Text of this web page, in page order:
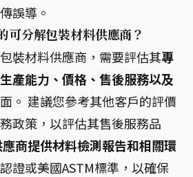
誤導。
可分解包裝材料供應商？
裝材料供應商，需要評估其專
產能力、價格、售後服務以及
。 建議您參考其他客戶的評價
政策，以評估其售後服務品
商提供材料檢測報告和相關環
證或美國ASTM標準，以確保